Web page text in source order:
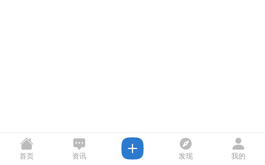
首页 资讯 发现 我的